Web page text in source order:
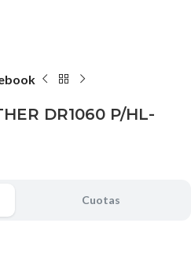
DR1060 P/HL-
Cuotas